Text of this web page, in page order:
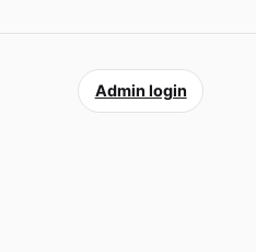
Admin login